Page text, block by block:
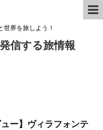
世界を旅しよう！
信する旅情報
ュー】ヴィラフォンテ